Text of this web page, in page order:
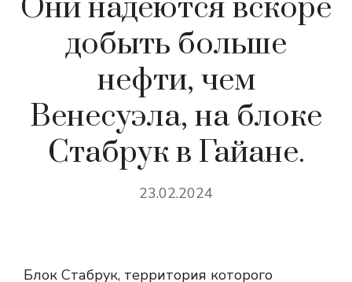
Они надеются вскоре
добыть больше
нефти, чем
Венесуэла, на блоке
Стабрук в Гайане.
23.02.2024
Блок Стабрук, территория которого